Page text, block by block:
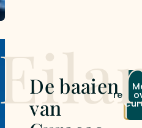
De baaien
van